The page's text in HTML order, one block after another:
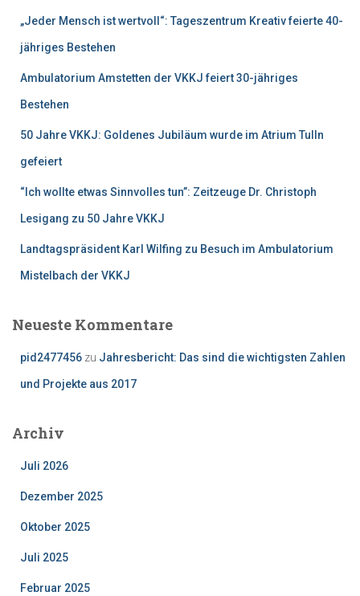
„Jeder Mensch ist wertvoll“: Tageszentrum Kreativ feierte 40-
jähriges Bestehen
Ambulatorium Amstetten der VKKJ feiert 30-jähriges
Bestehen
50 Jahre VKKJ: Goldenes Jubiläum wurde im Atrium Tulln
gefeiert
“Ich wollte etwas Sinnvolles tun”: Zeitzeuge Dr. Christoph
Lesigang zu 50 Jahre VKKJ
Landtagspräsident Karl Wilfing zu Besuch im Ambulatorium
Mistelbach der VKKJ
Neueste Kommentare
pid2477456 zu Jahresbericht: Das sind die wichtigsten Zahlen
und Projekte aus 2017
Archiv
Juli 2026
Dezember 2025
Oktober 2025
Juli 2025
Februar 2025